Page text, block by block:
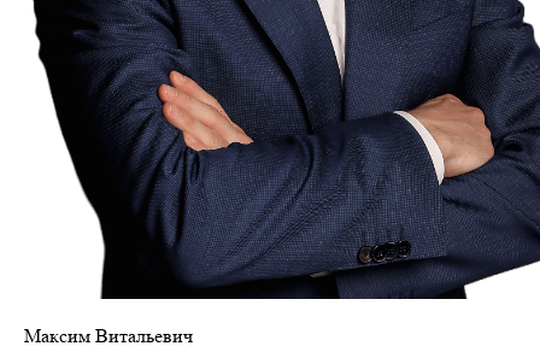
Максим Витальевич